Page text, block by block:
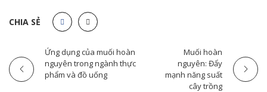
CHIA SẺ
Ứng dụng của muối hoàn
nguyên trong ngành thực
phẩm và đồ uống
Muối hoàn
nguyên: Đẩy
mạnh năng suất
cây trồng